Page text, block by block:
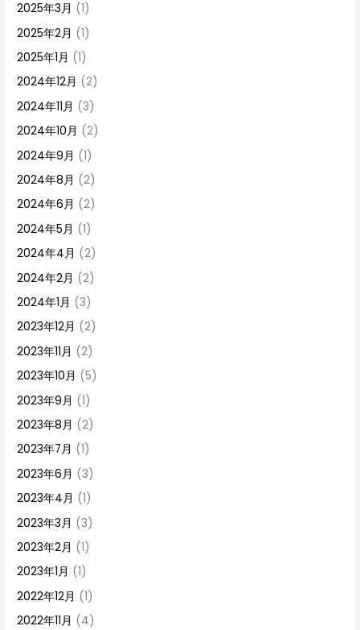
2025年3月 (1)
2025年2月 (1)
2025年1月 (1)
2024年12月 (2)
2024年11月 (3)
2024年10月 (2)
2024年9月 (1)
2024年8月 (2)
2024年6月 (2)
2024年5月 (1)
2024年4月 (2)
2024年2月 (2)
2024年1月 (3)
2023年12月 (2)
2023年11月 (2)
2023年10月 (5)
2023年9月 (1)
2023年8月 (2)
2023年7月 (1)
2023年6月 (3)
2023年4月 (1)
2023年3月 (3)
2023年2月 (1)
2023年1月 (1)
2022年12月 (1)
2022年11月 (4)